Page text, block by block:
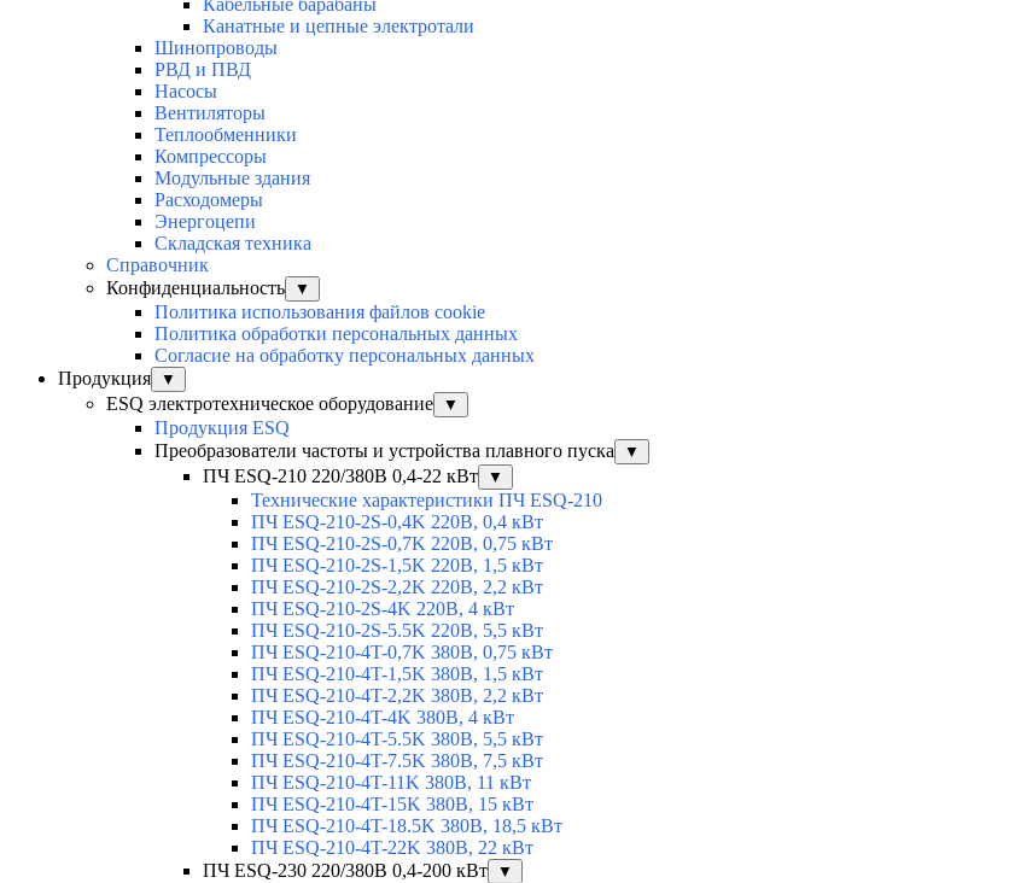
Кабельные барабаны
Канатные и цепные электротали
Шинопроводы
РВД и ПВД
Насосы
Вентиляторы
Теплообменники
Компрессоры
Модульные здания
Расходомеры
Энергоцепи
Складская техника
Справочник
Конфиденциальность
▼
Политика использования файлов cookie
Политика обработки персональных данных
Согласие на обработку персональных данных
Продукция
▼
ESQ электротехническое оборудование ▼
Продукция ESQ
Преобразователи частоты и устройства плавного пуска
▼
ПЧ ESQ-210 220/380В 0,4-22 кВт ▼
Технические характеристики ПЧ ESQ-210
ПЧ ESQ-210-2S-0,4K 220В, 0,4 кВт
ПЧ ESQ-210-2S-0,7K 220В, 0,75 кВт
ПЧ ESQ-210-2S-1,5K 220В, 1,5 кВт
ПЧ ESQ-210-2S-2,2K 220В, 2,2 кВт
ПЧ ESQ-210-2S-4K 220В, 4 кВт
ПЧ ESQ-210-2S-5.5K 220В, 5,5 кВт
ПЧ ESQ-210-4T-0,7K 380В, 0,75 кВт
ПЧ ESQ-210-4T-1,5K 380В, 1,5 кВт
ПЧ ESQ-210-4T-2,2K 380В, 2,2 кВт
ПЧ ESQ-210-4T-4K 380В, 4 кВт
ПЧ ESQ-210-4T-5.5K 380В, 5,5 кВт
ПЧ ESQ-210-4T-7.5K 380В, 7,5 кВт
ПЧ ESQ-210-4T-11K 380В, 11 кВт
ПЧ ESQ-210-4T-15K 380В, 15 кВт
ПЧ ESQ-210-4T-18.5K 380В, 18,5 кВт
ПЧ ESQ-210-4T-22K 380В, 22 кВт
ПЧ ESQ-230 220/380В 0,4-200 кВт
▼